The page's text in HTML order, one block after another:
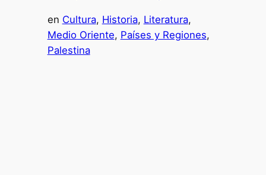
en Cultura, Historia, Literatura
Medio Oriente, Países y Regiones
Palestina